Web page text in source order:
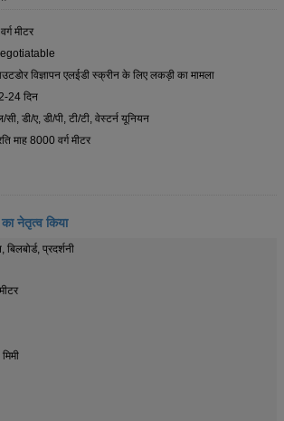
मीटर
विज्ञापन एलईडी स्क्रीन के लिए लकड़ी का मामला
24 दिन
सी, डी/ए, डी/पी, टी/टी, वेस्टर्न यूनियन
माह 8000 वर्ग मीटर
नेतृत्व किया
प्रदर्शनी